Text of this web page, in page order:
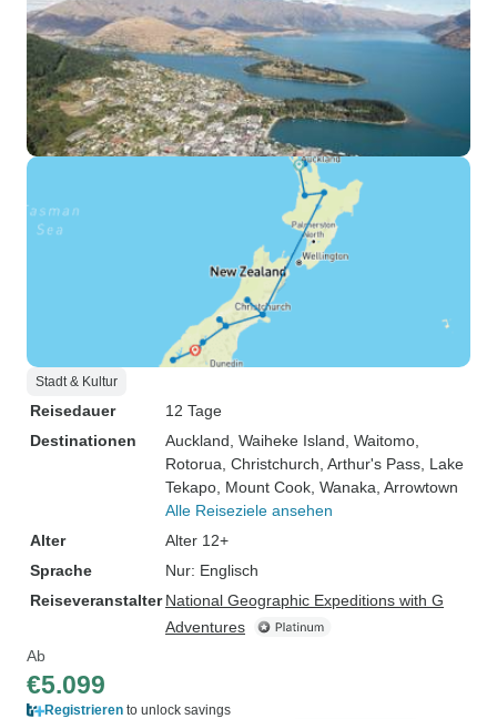
Stadt & Kultur
Reisedauer
12 Tage
Destinationen
Auckland , Waiheke Island , Waitomo
Rotorua , Christchurch , Arthur's Pass , Lake
Tekapo , Mount Cook , Wanaka , Arrowtown
Alle Reiseziele ansehen
Alter
Alter 12+
Sprache
Nur: Englisch
Reiseveranstalter National Geographic Expeditions with G
Adventures
Ab
€5.099
Registrieren to unlock savings